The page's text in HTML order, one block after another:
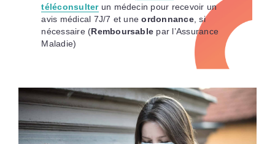
téléconsulterun médecin pour recevoir un
avis médical 7J/7 et uneordonnance, si
nécessaire (Remboursable par l’Assurance
Maladie)